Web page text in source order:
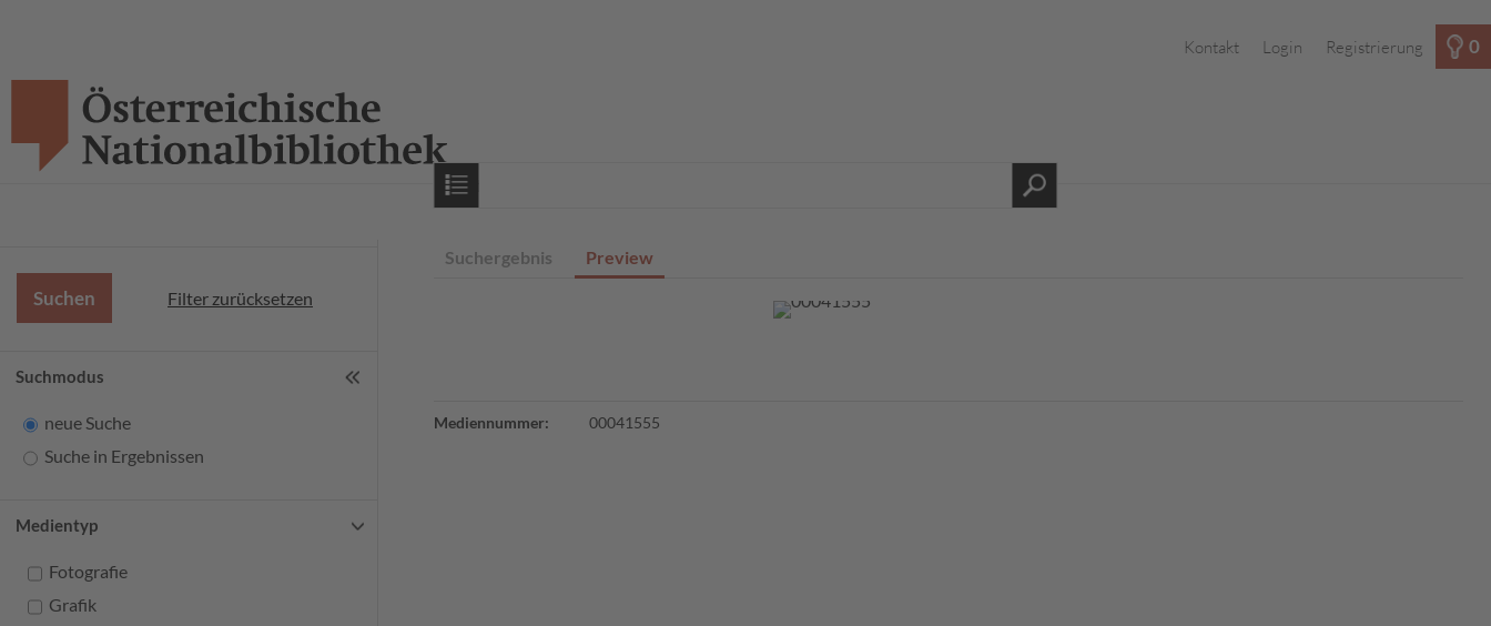
0
Kontakt Login Registrierung
Startseite
Filter zurücksetzen
Suchmodus
neue Suche
Suche in Ergebnissen
Medientyp
Fotografie
Grafik
Suchergebnis Preview
Mediennummer: 00041555